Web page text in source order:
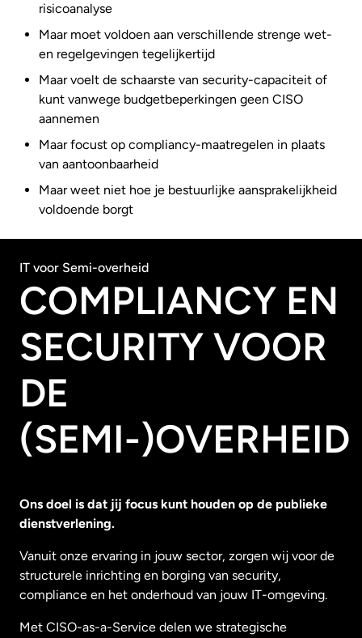
risicoanalyse
Maar moet voldoen aan verschillende strenge wet-
en regelgevingen tegelijkertijd
Maar voelt de schaarste van security-capaciteit of
kunt vanwege budgetbeperkingen geen CISO
aannemen
Maar focust op compliancy-maatregelen in plaats
van aantoonbaarheid
Maar weet niet hoe je bestuurlijke aansprakelijkheid
voldoende borgt
IT voor Semi-overheid
COMPLIANCY EN
SECURITY VOOR
DE
(SEMI-)OVERHEID
Ons doel is dat jij focus kunt houden op de publieke
dienstverlening.
Vanuit onze ervaring in jouw sector, zorgen wij voor de
structurele inrichting en borging van security,
compliance en het onderhoud van jouw IT-omgeving.
Met CISO-as-a-Service delen we strategische